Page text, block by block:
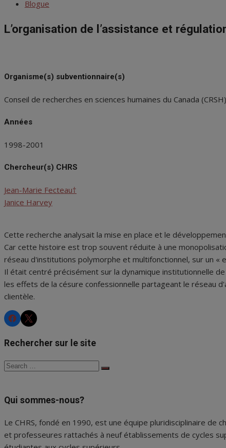
Blogue
L’organisation de l’assistance et
Organisme(s) subventionnaire(s)
Conseil de recherches en sciences humaines du Canada (CRSH)
Années
1998-2001
Chercheur(s) CHRS
Jean-Marie Fecteau†
Janice Harvey
Cette recherche analysait la mise en place et le
Car cette histoire est trop souvent réduite à une
réseau d'institutions polymorphe et multifonctionnel, sur un «
Il était centré précisément sur la dynamique institutionnelle
les effets de la césure confessionnelle partageant le réseau
clientèle.
CHRSCHRS
Rechercher sur le site
Search
Search
Qui sommes-nous?
Le CHRS, fondé en 1990, est une équipe pluridisciplinaire
et professeures rattachés à neuf établissements de cycles